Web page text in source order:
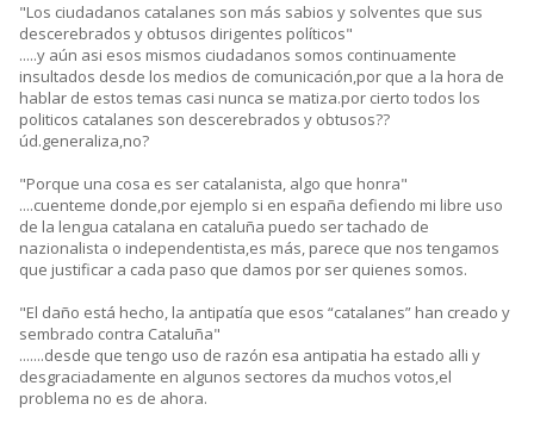
"Los ciudadanos catalanes son más sabios y solventes que sus
descerebrados y obtusos dirigentes políticos"
.....y aún asi esos mismos ciudadanos somos continuamente
insultados desde los medios de comunicación,por que a la hora de
hablar de estos temas casi nunca se matiza.por cierto todos los
politicos catalanes son descerebrados y obtusos??
úd.generaliza,no?
"Porque una cosa es ser catalanista, algo que honra"
....cuenteme donde,por ejemplo si en españa defiendo mi libre uso
de la lengua catalana en cataluña puedo ser tachado de
nazionalista o independentista,es más, parece que nos tengamos
que justificar a cada paso que damos por ser quienes somos.
"El daño está hecho, la antipatía que esos “catalanes” han creado y
sembrado contra Cataluña"
.......desde que tengo uso de razón esa antipatia ha estado alli y
desgraciadamente en algunos sectores da muchos votos,el
problema no es de ahora.